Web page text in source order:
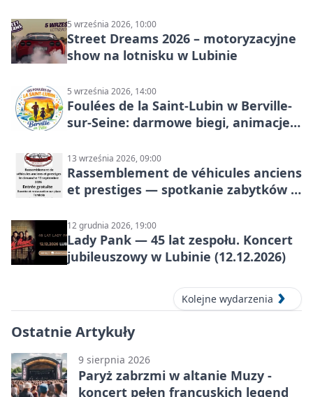
5 września 2026, 10:00
Street Dreams 2026 – motoryzacyjne
show na lotnisku w Lubinie
5 września 2026, 14:00
Foulées de la Saint-Lubin w Berville-
sur-Seine: darmowe biegi, animacje i
13 września 2026, 09:00
Rassemblement de véhicules anciens
et prestiges — spotkanie zabytków i
12 grudnia 2026, 19:00
Lady Pank — 45 lat zespołu. Koncert
jubileuszowy w Lubinie (12.12.2026)
Kolejne wydarzenia
Ostatnie Artykuły
9 sierpnia 2026
Paryż zabrzmi w altanie Muzy -
koncert pełen francuskich legend